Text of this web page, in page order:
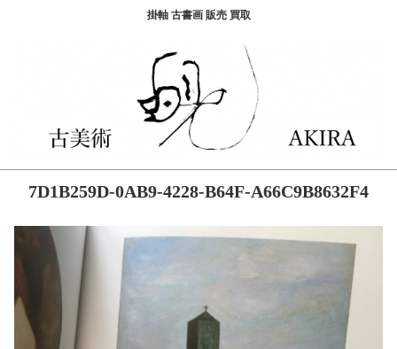
掛軸 古書画 販売 買取
7D1B259D-0AB9-4228-B64F-A66C9B8632F4